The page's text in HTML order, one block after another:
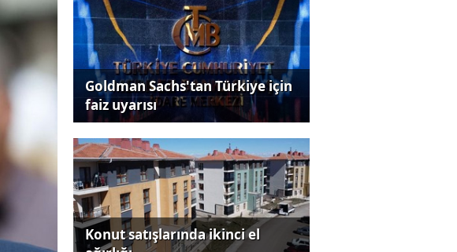
Goldman Sachs'tan Türkiye için
faiz uyarısı
Konut satışlarında ikinci el